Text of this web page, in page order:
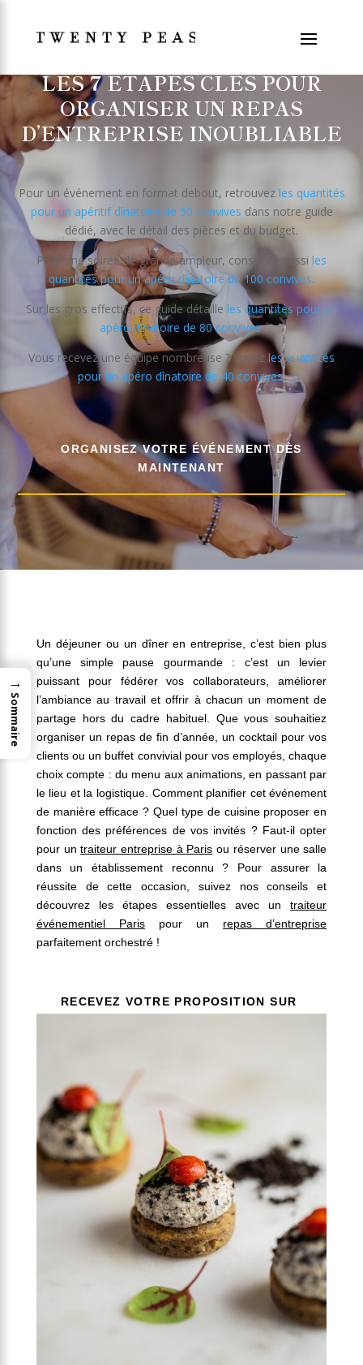
LES 7 ÉTAPES CLÉS POUR
ORGANISER UN REPAS
D’ENTREPRISE INOUBLIABLE
Pour un événement en format debout, retrouvez les quantités
pour un apéritif dînatoire de 50 convives dans notre guide
dédié, avec le détail des pièces et du budget.
Pour une soirée de grande ampleur, consultez aussi les
quantités pour un apéro dînatoire de 100 convives.
Sur les gros effectifs, ce guide détaille les quantités pour un
apéro dînatoire de 80 convives.
Vous recevez une équipe nombreuse ? Voyezles quantités
pour un apéro dînatoire de 40 convives.
ORGANISEZ VOTRE ÉVÉNEMENT DÈS
MAINTENANT
Un déjeuner ou un dîner en entreprise, c’est bien plus
qu’une simple pause gourmande : c’est un levier
puissant pour fédérer vos collaborateurs, améliorer
l’ambiance au travail et offrir à chacun un moment de
partage hors du cadre habituel. Que vous souhaitiez
organiser un repas de fin d’année, un cocktail pour vos
clients ou un buffet convivial pour vos employés, chaque
choix compte : du menu aux animations, en passant par
le lieu et la logistique. Comment planifier cet événement
de manière efficace ? Quel type de cuisine proposer en
fonction des préférences de vos invités ? Faut-il opter
pour untraiteur entreprise à Paris ou réserver une salle
dans un établissement reconnu ? Pour assurer la
réussite de cette occasion, suivez nos conseils et
découvrez les étapes essentielles avec untraiteur
événementiel Parispour un repas d’entreprise
parfaitement orchestré !
RECEVEZ VOTRE PROPOSITION SUR
→
Sommaire